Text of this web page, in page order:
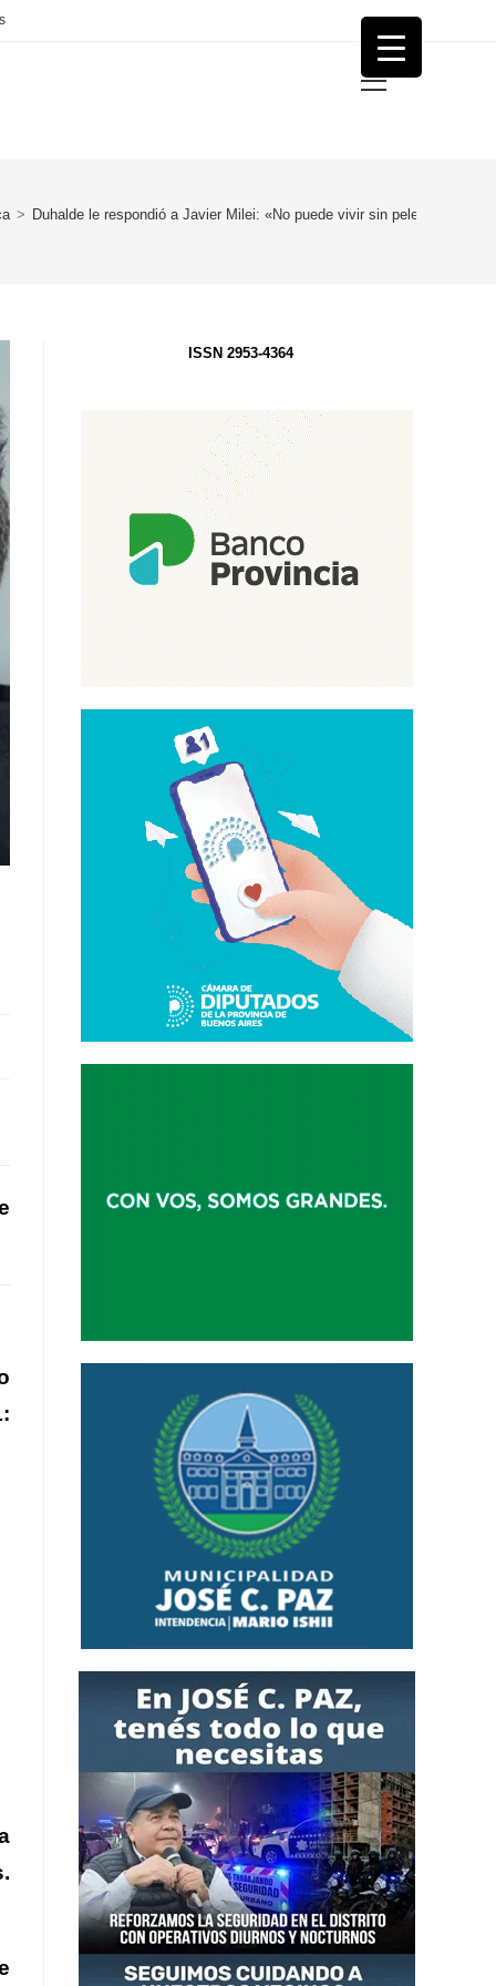
Menú
> Duhalde le respondió a Javier Milei: «No puede vivir sin pelearse»
ISSN 2953-4364